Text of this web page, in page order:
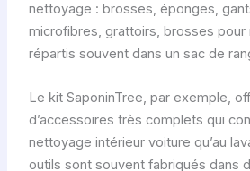
nettoyage : brosses, éponges,
microfibres, grattoirs, brosses pour
répartis souvent dans un sac de
Le kit SaponinTree, par exemple,
d’accessoires très complets qui
nettoyage intérieur voiture qu’au
outils sont souvent fabriqués dans